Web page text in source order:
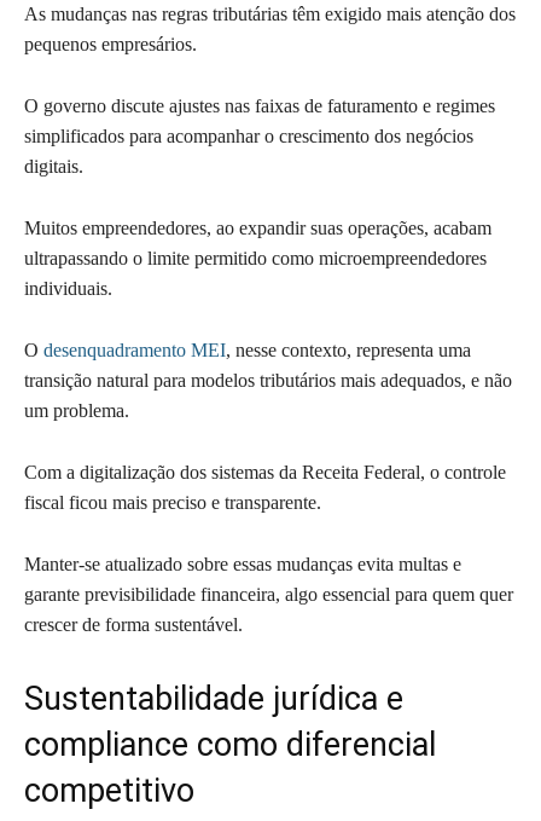
As mudanças nas regras tributárias têm exigido mais atenção dos
pequenos empresários.
O governo discute ajustes nas faixas de faturamento e regimes
simplificados para acompanhar o crescimento dos negócios
digitais.
Muitos empreendedores, ao expandir suas operações, acabam
ultrapassando o limite permitido como microempreendedores
individuais.
O desenquadramento MEI, nesse contexto, representa uma
transição natural para modelos tributários mais adequados, e não
um problema.
Com a digitalização dos sistemas da Receita Federal, o controle
fiscal ficou mais preciso e transparente.
Manter-se atualizado sobre essas mudanças evita multas e
garante previsibilidade financeira, algo essencial para quem quer
crescer de forma sustentável.
Sustentabilidade jurídica e
compliance como diferencial
competitivo